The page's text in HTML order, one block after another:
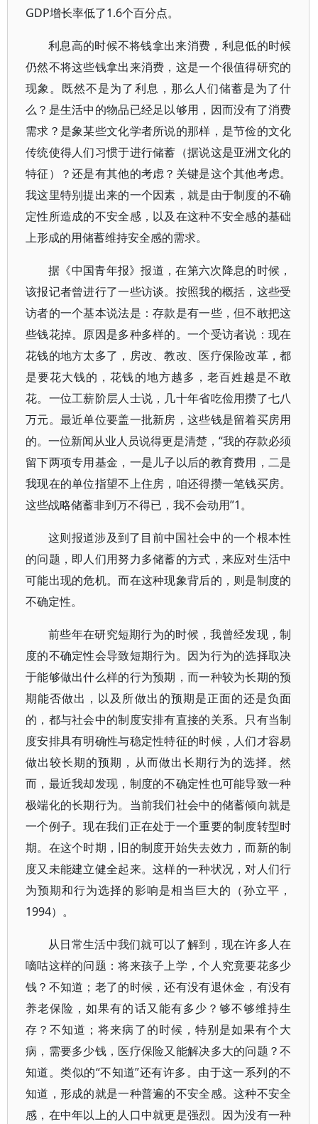
GDP增长率低了1.6个百分点。
利息高的时候不将钱拿出来消费，利息低的时候
仍然不将这些钱拿出来消费，这是一个很值得研究的
现象。既然不是为了利息，那么人们储蓄是为了什
么？是生活中的物品已经足以够用，因而没有了消费
需求？是象某些文化学者所说的那样，是节俭的文化
传统使得人们习惯于进行储蓄（据说这是亚洲文化的
特征）？还是有其他的考虑？关键是这个其他考虑。
我这里特别提出来的一个因素，就是由于制度的不确
定性所造成的不安全感，以及在这种不安全感的基础
上形成的用储蓄维持安全感的需求。
据《中国青年报》报道，在第六次降息的时候，
该报记者曾进行了一些访谈。按照我的概括，这些受
访者的一个基本说法是：存款是有一些，但不敢把这
些钱花掉。原因是多种多样的。一个受访者说：现在
花钱的地方太多了，房改、教改、医疗保险改革，都
是要花大钱的，花钱的地方越多，老百姓越是不敢
花。一位工薪阶层人士说，几十年省吃俭用攒了七八
万元。最近单位要盖一批新房，这些钱是留着买房用
的。一位新闻从业人员说得更是清楚，“我的存款必须
留下两项专用基金，一是儿子以后的教育费用，二是
我现在的单位指望不上住房，咱还得攒一笔钱买房。
这些战略储蓄非到万不得已，我不会动用”1。
这则报道涉及到了目前中国社会中的一个根本性
的问题，即人们用努力多储蓄的方式，来应对生活中
可能出现的危机。而在这种现象背后的，则是制度的
不确定性。
前些年在研究短期行为的时候，我曾经发现，制
度的不确定性会导致短期行为。因为行为的选择取决
于能够做出什么样的行为预期，而一种较为长期的预
期能否做出，以及所做出的预期是正面的还是负面
的，都与社会中的制度安排有直接的关系。只有当制
度安排具有明确性与稳定性特征的时候，人们才容易
做出较长期的预期，从而做出长期行为的选择。然
而，最近我却发现，制度的不确定性也可能导致一种
极端化的长期行为。当前我们社会中的储蓄倾向就是
一个例子。现在我们正在处于一个重要的制度转型时
期。在这个时期，旧的制度开始失去效力，而新的制
度又未能建立健全起来。这样的一种状况，对人们行
为预期和行为选择的影响是相当巨大的（孙立平，
1994）。
从日常生活中我们就可以了解到，现在许多人在
嘀咕这样的问题：将来孩子上学，个人究竟要花多少
钱？不知道；老了的时候，还有没有退休金，有没有
养老保险，如果有的话又能有多少？够不够维持生
存？不知道；将来病了的时候，特别是如果有个大
病，需要多少钱，医疗保险又能解决多大的问题？不
知道。类似的“不知道”还有许多。由于这一系列的不
知道，形成的就是一种普遍的不安全感。这种不安全
感，在中年以上的人口中就更是强烈。因为没有一种